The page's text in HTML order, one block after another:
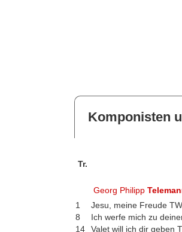
Komponisten
Tr.
Georg Philipp
1
Jesu, meine Freude
8
Ich werfe mich zu
14
Valet will ich dir geben